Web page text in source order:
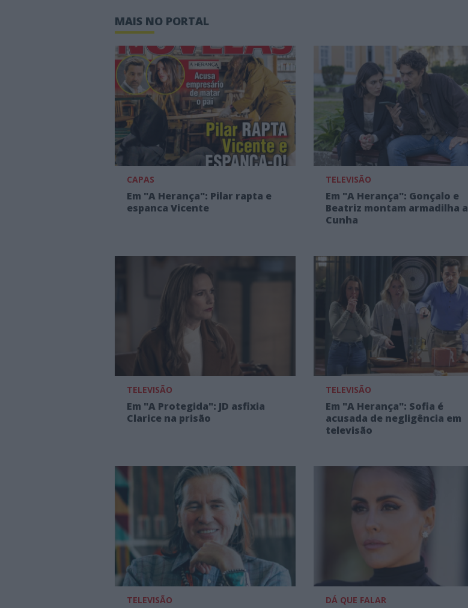
MAIS NO PORTAL
CAPAS
Em "A Herança": Pilar rapta e
espanca Vicente
TELEVISÃO
Em "A Herança": Gonçalo e
Beatriz montam armadilha a
Cunha
TELEVISÃO
Em "A Protegida": JD asfixia
Clarice na prisão
TELEVISÃO
Em "A Herança": Sofia é
acusada de negligência em
televisão
TELEVISÃO DÁ QUE FALAR